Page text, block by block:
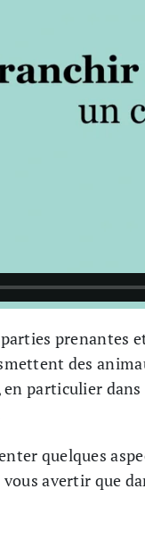
des
particulier
quelques
avertir que